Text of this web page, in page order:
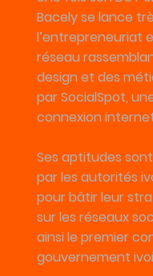
Bacely se lance
l’entrepreneuriat
réseau
design et des
par SocialSpot,
connexion
Ses aptitudes
par les autorités
pour bâtir leur
sur les réseaux
ainsi le premier
gouvernement